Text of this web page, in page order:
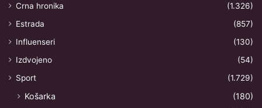
Crna hronika
(1.326)
Estrada
(857)
Influenseri
(130)
Izdvojeno
(54)
Sport
(1.729)
Košarka
(180)